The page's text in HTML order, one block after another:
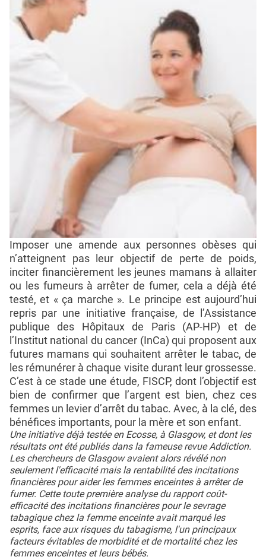
Imposer une amende aux personnes obèses qui
n’atteignent pas leur objectif de perte de poids,
inciter financièrement les jeunes mamans à allaiter
ou les fumeurs à arrêter de fumer, cela a déjà été
testé, et « ça marche ». Le principe est aujourd’hui
repris par une initiative française, de l’Assistance
publique des Hôpitaux de Paris (AP-HP) et de
l’Institut national du cancer (InCa) qui proposent aux
futures mamans qui souhaitent arrêter le tabac, de
les rémunérer à chaque visite durant leur grossesse.
C’est à ce stade une étude, FISCP, dont l’objectif est
bien de confirmer que l’argent est bien, chez ces
femmes un levier d’arrêt du tabac. Avec, à la clé, des
bénéfices importants, pour la mère et son enfant.
Une initiative déjà testée en Ecosse, à Glasgow, et dont les
résultats ont été publiés dans la fameuse revue Addiction.
Les chercheurs de Glasgow avaient alors révélé non
seulement l'efficacité mais la rentabilité des incitations
financières pour aider les femmes enceintes à arrêter de
fumer. Cette toute première analyse du rapport coût-
efficacité des incitations financières pour le sevrage
tabagique chez la femme enceinte avait marqué les
esprits, face aux risques du tabagisme, l'un principaux
facteurs évitables de morbidité et de mortalité chez les
femmes enceintes et leurs bébés.